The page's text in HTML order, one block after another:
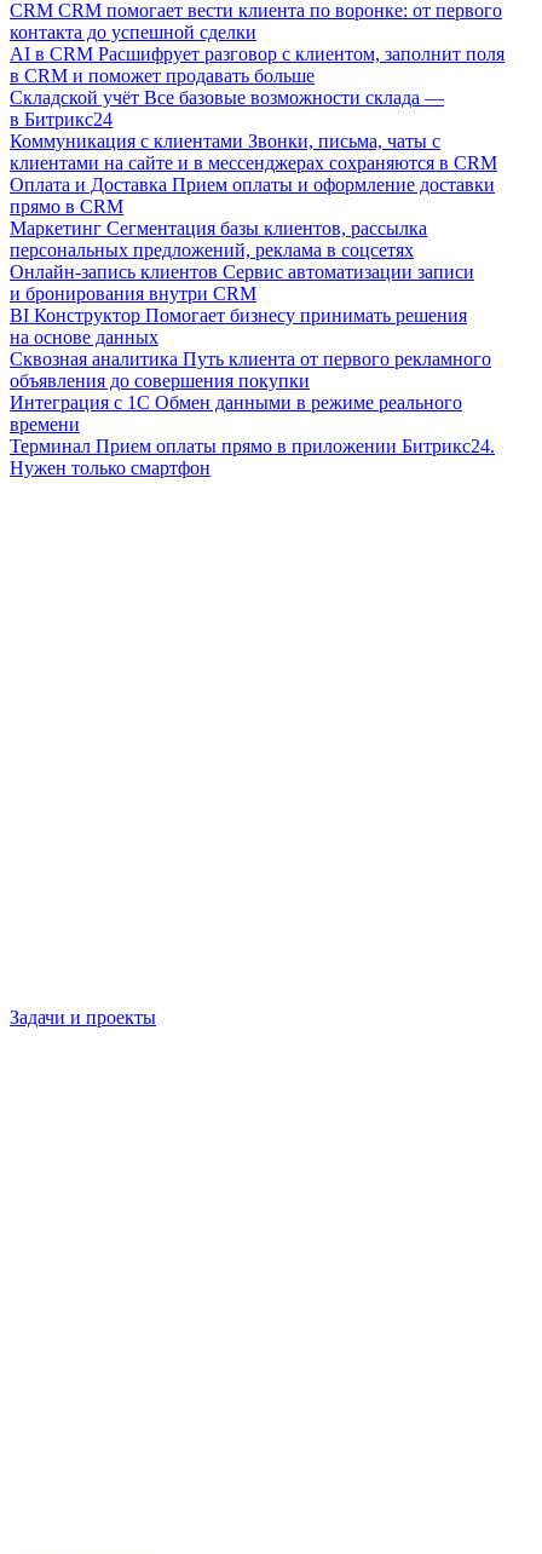
CRM CRM помогает вести клиента по воронке: от первого
контакта до успешной сделки
AI в CRM Расшифрует разговор с клиентом, заполнит поля
в CRM и поможет продавать больше
Складской учёт Все базовые возможности склада —
в Битрикс24
Коммуникация с клиентами Звонки, письма, чаты с
клиентами на сайте и в мессенджерах сохраняются в CRM
Оплата и Доставка Прием оплаты и оформление доставки
прямо в CRM
Маркетинг Сегментация базы клиентов, рассылка
персональных предложений, реклама в соцсетях
Онлайн-запись клиентов Сервис автоматизации записи
и бронирования внутри CRM
BI Конструктор Помогает бизнесу принимать решения
на основе данных
Сквозная аналитика Путь клиента от первого рекламного
объявления до совершения покупки
Интеграция с 1С Обмен данными в режиме реального
времени
Терминал Прием оплаты прямо в приложении Битрикс24.
Нужен только смартфон
Задачи и проекты